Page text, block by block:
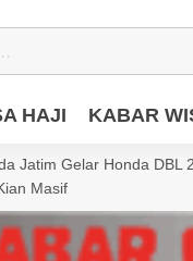
HAJI KABAR
Jatim Gelar Honda DBL
Masif